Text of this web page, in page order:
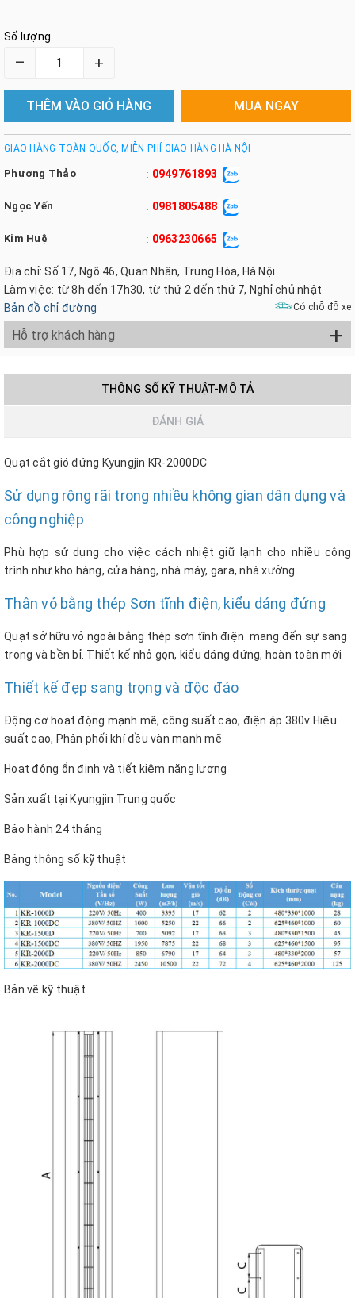
Số lượng
– +
THÊM VÀO GIỎ HÀNG MUA NGAY
GIAO HÀNG TOÀN QUỐC, MIỄN PHÍ GIAO HÀNG HÀ NỘI
Phương Thảo : 0949761893
Ngọc Yến : 0981805488
Kim Huệ : 0963230665
Địa chỉ: Số 17, Ngõ 46, Quan Nhân, Trung Hòa, Hà Nội
Làm việc: từ 8h đến 17h30, từ thứ 2 đến thứ 7, Nghỉ chủ nhật
Bản đồ chỉ đường
Có chỗ đỗ xe
Hỗ trợ khách hàng +
THÔNG SỐ KỸ THUẬT-MÔ TẢ
ĐÁNH GIÁ
Quạt cắt gió đứng Kyungjin KR-2000DC
Sử dụng rộng rãi trong nhiều không gian dân dụng và
công nghiệp
Phù hợp sử dụng cho việc cách nhiệt giữ lạnh cho nhiều công
trình như kho hàng, cửa hàng, nhà máy, gara, nhà xưởng..
Thân vỏ bằng thép Sơn tĩnh điện, kiểu dáng đứng
Quạt sở hữu vỏ ngoài bằng thép sơn tĩnh điện mang đến sự sang
trọng và bền bỉ. Thiết kế nhỏ gọn, kiểu dáng đứng, hoàn toàn mới
Thiết kế đẹp sang trọng và độc đáo
Động cơ hoạt động mạnh mẽ, công suất cao, điện áp 380v Hiệu
suất cao, Phân phối khí đều vàn mạnh mẽ
Hoạt động ổn định và tiết kiệm năng lượng
Sản xuất tại Kyungjin Trung quốc
Bảo hành 24 tháng
Bảng thông số kỹ thuật
Bản vẽ kỹ thuật